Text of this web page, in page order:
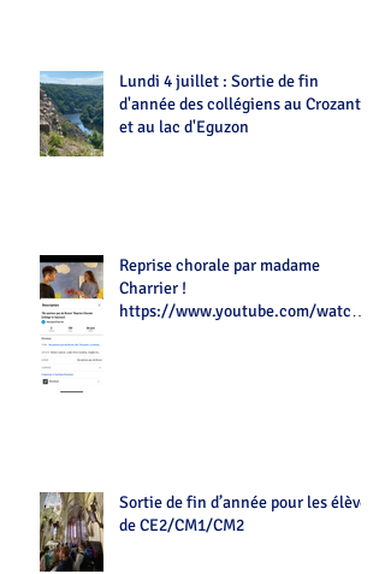
Lundi 4 juillet : Sortie de fin
d'année des collégiens au Crozant
et au lac d'Eguzon
Reprise chorale par madame
Charrier !
https://www.youtube.com/watch?
Sortie de fin d’année pour les élèves
de CE2/CM1/CM2